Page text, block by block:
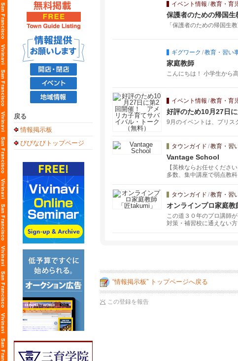
戻る
情報掲示板
びびなびトップページ
イベント情報 /教育・育
保護者のための帰国生
「保護者のための帰国
ギグワーク /教育・習い
家庭教師
こんにちは！ 小学生から
イベント情報 /教育・育
好評のため10月27日
9月のイベントは、プリス
タウンガイド /教育・習
Vantage School
【英検ならお任せくださ
多数、集中講座で弱点教
タウンガイド /教育・習
オンラインプロ家庭教
この道３０年のプロ講師
対策・補習校に通えない
“情報掲示板” トップページへ戻る
この登録を報告